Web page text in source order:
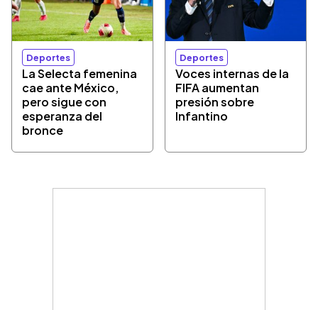
Deportes
La Selecta femenina
cae ante México,
pero sigue con
esperanza del
bronce
Deportes
Voces internas de la
FIFA aumentan
presión sobre
Infantino